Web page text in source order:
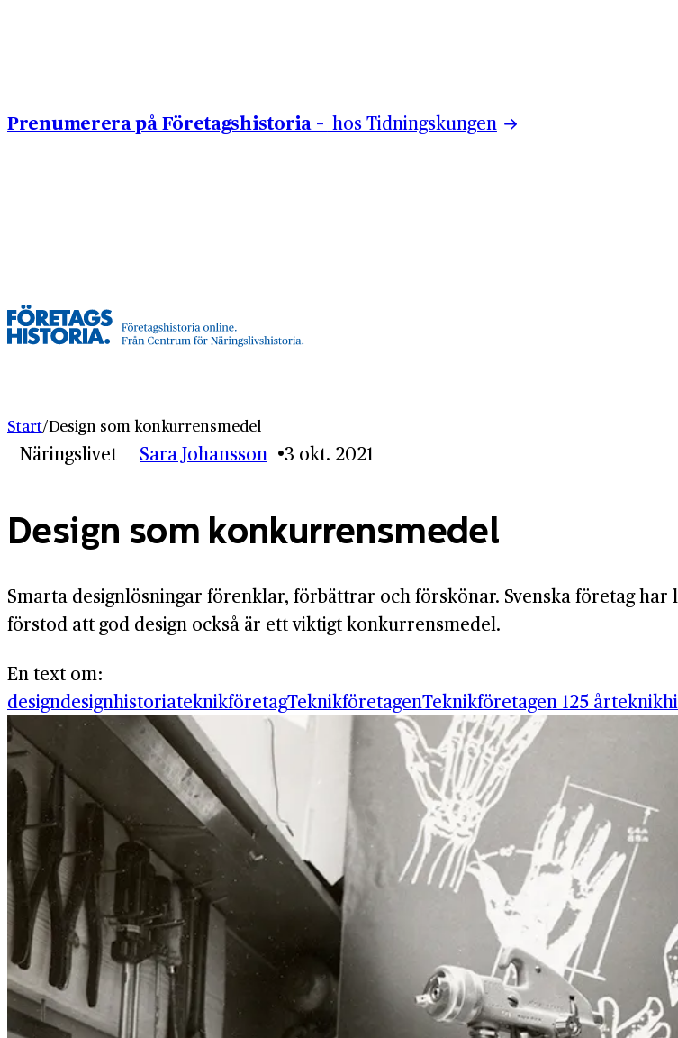
Prenumerera på Företagshistoria – hos Tidningskungen
Start/Design som konkurrensmedel
Näringslivet Sara Johansson 3 okt. 2021
Design som konkurrensmedel
Smarta designlösningar förenklar, förbättrar och förskönar. Svenska företag
förstod att god design också är ett viktigt konkurrensmedel.
En text om:
designdesignhistoriateknikföretagTeknikföretagenTeknikföretagen 125 år